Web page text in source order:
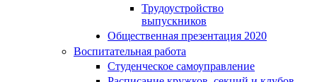
Трудоустройство
выпускников
Общественная презентация 2020
Воспитательная работа
Студенческое самоуправление